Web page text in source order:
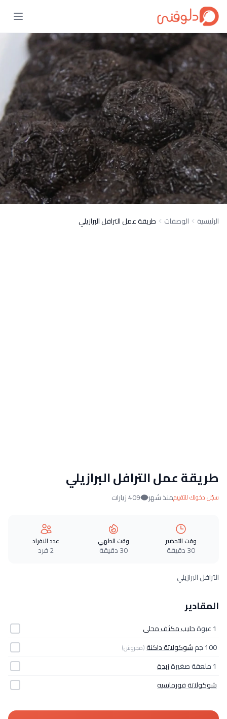
الرئيسية الوصفات طريقة عمل الترافل البرازيلي
طريقة عمل الترافل البرازيلي
سجّل دخولك للتقييممنذ شهر 409 زيارات
وقت التحضير
30 دقيقة
وقت الطهي
30 دقيقة
عدد الافراد
2 فرد
الترافل البرازيلي
المقادير
1 عبوة
حليب مكثف محلى
100 جم
شوكولاتة داكنة(مجروش)
1 ملعقة صغيرة
زبدة
شوكولاتة فورماسيه